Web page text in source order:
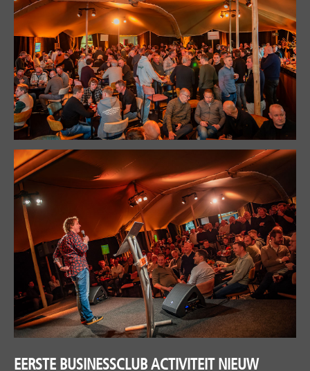
EERSTE BUSINESSCLUB ACTIVITEIT NIEUW